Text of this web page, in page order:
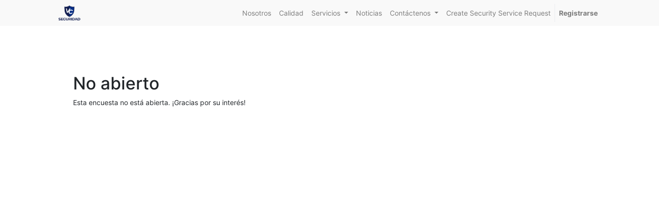
Nosotros Calidad Servicios Noticias Contáctenos Create Security Service Request Registrarse
No abierto
Esta encuesta no está abierta. ¡Gracias por su interés!